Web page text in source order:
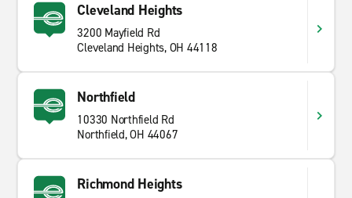
Cleveland Heights
3200 Mayfield Rd
Cleveland Heights, OH 44118
Northfield
10330 Northfield Rd
Northfield, OH 44067
Richmond Heights